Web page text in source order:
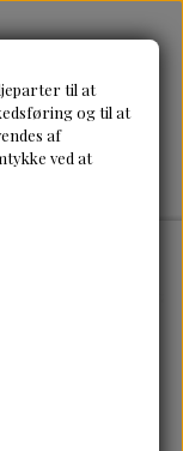
til at
og til at
af
ved at